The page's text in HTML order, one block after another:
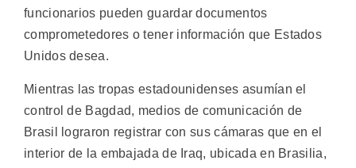
funcionarios pueden guardar documentos
comprometedores o tener información que Estados
Unidos desea.
Mientras las tropas estadounidenses asumían el
control de Bagdad, medios de comunicación de
Brasil lograron registrar con sus cámaras que en el
interior de la embajada de Iraq, ubicada en Brasilia,